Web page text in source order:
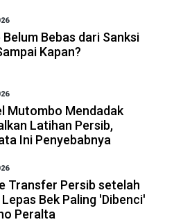
Belum Bebas dari Sanksi
Kapan?
Mutombo Mendadak
Latihan Persib,
Ini Penyebabnya
Transfer Persib setelah
Lepas Bek Paling 'Dibenci'
Peralta